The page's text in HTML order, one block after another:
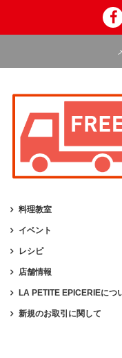
料理教室
イベント
レシピ
店舗情報
LA PETITE EPICERIEにつ
新規のお取引に関して